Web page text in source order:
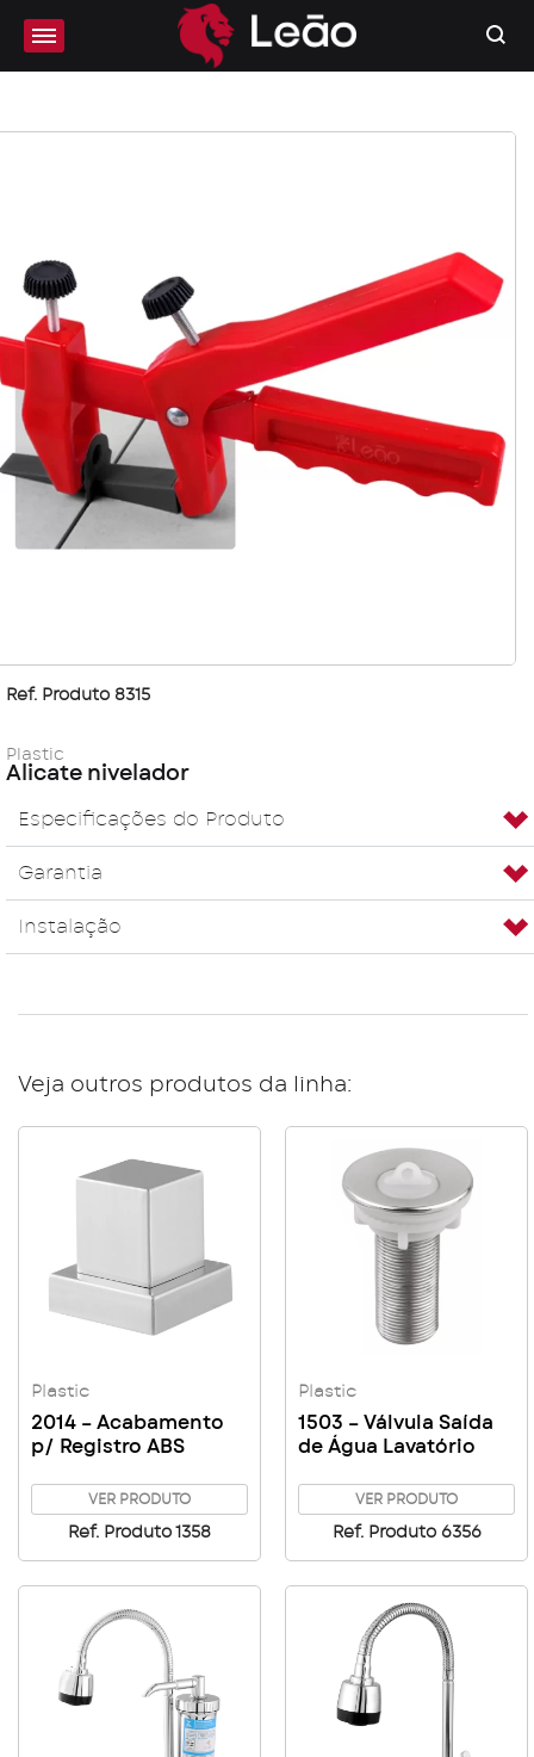
Ref. Produto 8315
Plastic
Alicate nivelador
Especificações do Produto
Garantia
Instalação
Veja outros produtos da linha:
Plastic
2014 – Acabamento
p/ Registro ABS
VER PRODUTO
Ref. Produto 1358
Plastic
1503 – Válvula Saída
de Água Lavatório
VER PRODUTO
Ref. Produto 6356